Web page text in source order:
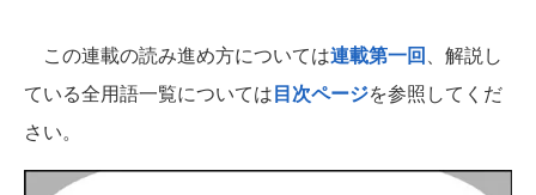
この連載の読み進め方については連載第一回、解説し
ている全用語一覧については目次ページを参照してくだ
さい。